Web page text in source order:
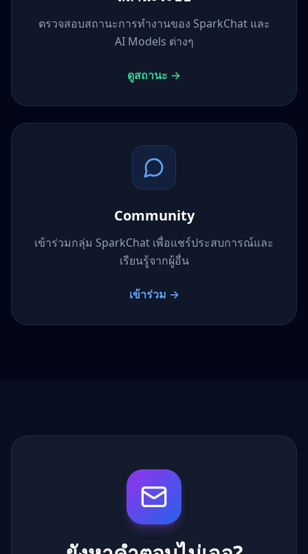
ตรวจสอบสถานะการทำงานของ SparkChat และ
AI Models ต่างๆ
ดูสถานะ →
Community
เข้าร่วมกลุ่ม SparkChat เพื่อแชร์ประสบการณ์และ
เรียนรู้จากผู้อื่น
เข้าร่วม →